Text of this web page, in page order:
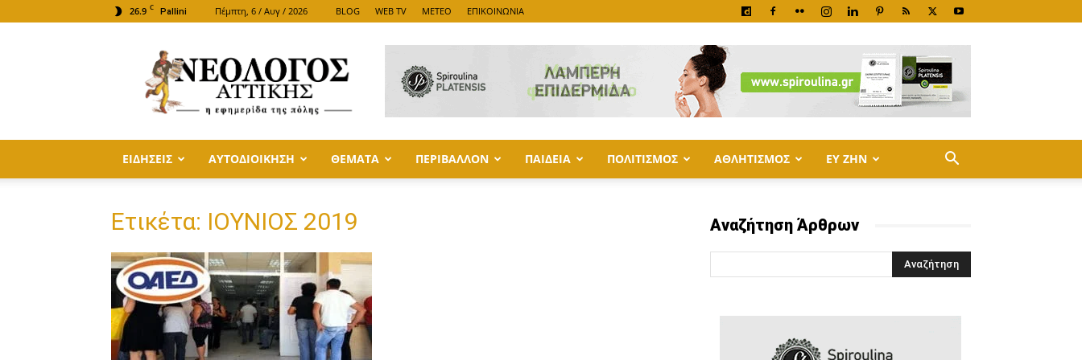
26.9 C Pallini Πέμπτη, 6 / Αυγ / 2026 BLOG WEB TV METEO ΕΠΙΚΟΙΝΩΝΙΑ
ΑΤΤΙΚΗΣ
ΕΙΔΗΣΕΙΣ ΑΥΤΟΔΙΟΙΚΗΣΗ ΘΕΜΑΤΑ ΠΕΡΙΒΑΛΛΟΝ ΠΑΙΔΕΙΑ ΠΟΛΙΤΙΣΜΟΣ ΑΘΛΗΤΙΣΜΟΣ ΕΥ ΖΗΝ
Ετικέτα: ΙΟΥΝΙΟΣ 2019 Αναζήτηση Άρθρων